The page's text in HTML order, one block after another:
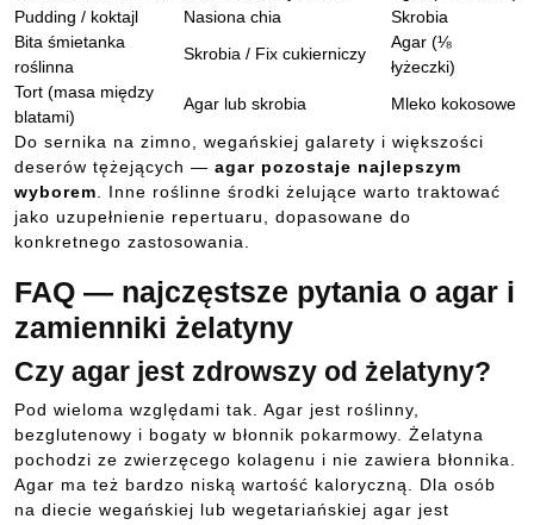
Pudding / koktajl
Nasiona chia
Skrobia
Bita śmietanka
roślinna
Skrobia / Fix cukierniczy
Agar (⅛
łyżeczki)
Tort (masa między
blatami)
Agar lub skrobia
Mleko kokosowe
Do sernika na zimno, wegańskiej galarety i większości
deserów tężejących — agar pozostaje najlepszym
wyborem. Inne roślinne środki żelujące warto traktować
jako uzupełnienie repertuaru, dopasowane do
konkretnego zastosowania.
FAQ — najczęstsze pytania o agar i
zamienniki żelatyny
Czy agar jest zdrowszy od żelatyny?
Pod wieloma względami tak. Agar jest roślinny,
bezglutenowy i bogaty w błonnik pokarmowy. Żelatyna
pochodzi ze zwierzęcego kolagenu i nie zawiera błonnika.
Agar ma też bardzo niską wartość kaloryczną. Dla osób
na diecie wegańskiej lub wegetariańskiej agar jest